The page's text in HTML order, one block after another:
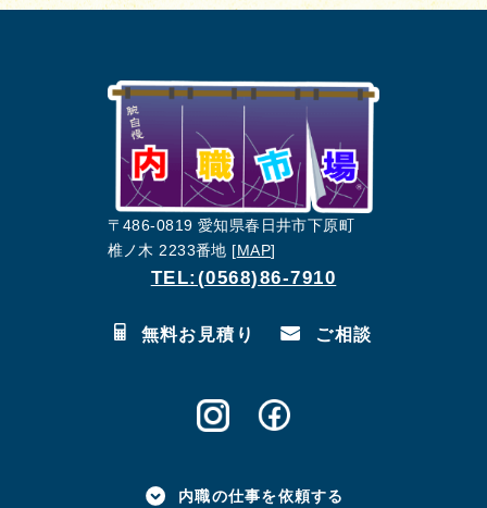
〒486-0819 愛知県春日井市下原町
椎ノ木 2233番地 [MAP]
TEL:(0568)86-7910
無料お見積り ご相談
内職の仕事を依頼する